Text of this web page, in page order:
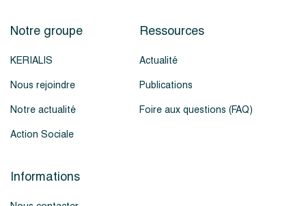
Notre groupe
KERIALIS
Nous rejoindre
Notre actualité
Action Sociale
Ressources
Actualité
Publications
Foire aux questions (FAQ)
Informations